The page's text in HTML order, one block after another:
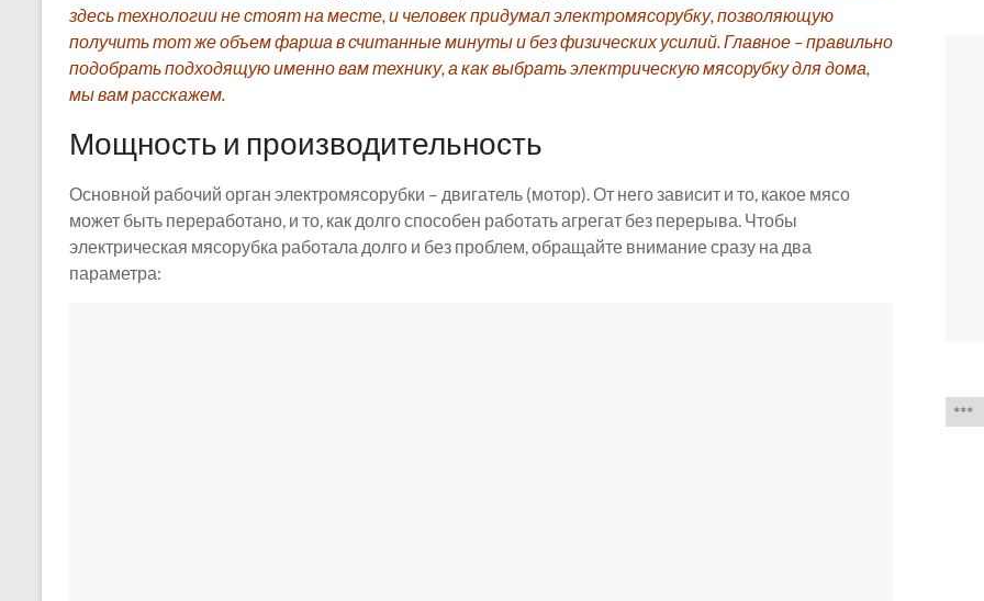
здесь технологии не стоят на месте, и человек придумал электромясорубку, позволяющую
получить тот же объем фарша в считанные минуты и без физических усилий. Главное – правильно
подобрать подходящую именно вам технику, а как выбрать электрическую мясорубку для дома,
мы вам расскажем.
Мощность и производительность
Основной рабочий орган электромясорубки – двигатель (мотор). От него зависит и то, какое мясо
может быть переработано, и то, как долго способен работать агрегат без перерыва. Чтобы
электрическая мясорубка работала долго и без проблем, обращайте внимание сразу на два
параметра:
язык